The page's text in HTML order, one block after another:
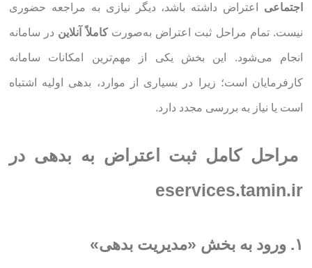
اجتماعی اعتراض داشته باشد، دیگر نیازی به مراجعه حضوری
نیست. تمام مراحل ثبت اعتراض به‌صورتکاملاً آنلاین در سامانه
انجام می‌شود. این بخش یکی از مهم‌ترین امکانات سامانه
کارفرمایان است؛ زیرا در بسیاری از موارد، بدهی اولیه اشتباه
است یا نیاز به بررسی مجدد دارد.
مراحل کامل ثبت اعتراض به بدهی در
eservices.tamin.ir
۱. ورود به بخش «مدیریت بدهی»